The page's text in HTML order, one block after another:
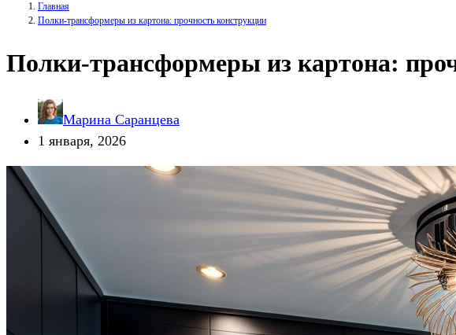
Главная
Полки-трансформеры из картона: прочность конструкции
Полки-трансформеры из картона:
Марина Саранцева
1 января, 2026